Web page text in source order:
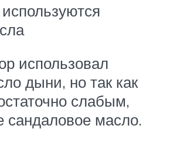
использовал
дыни, но так как
слабым,
масло.